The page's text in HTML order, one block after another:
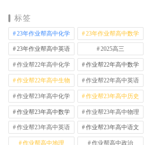
标签
23年作业帮高中化学 23年作业帮高中数学
23年作业帮高中英语 2025高三
作业帮22年高中化学 作业帮22年高中数学
作业帮22年高中生物 作业帮22年高中英语
作业帮23年高中化学 作业帮23年高中历史
作业帮23年高中数学 作业帮23年高中物理
作业帮23年高中英语 作业帮23年高中语文
作业帮高中地理 作业帮高中政治